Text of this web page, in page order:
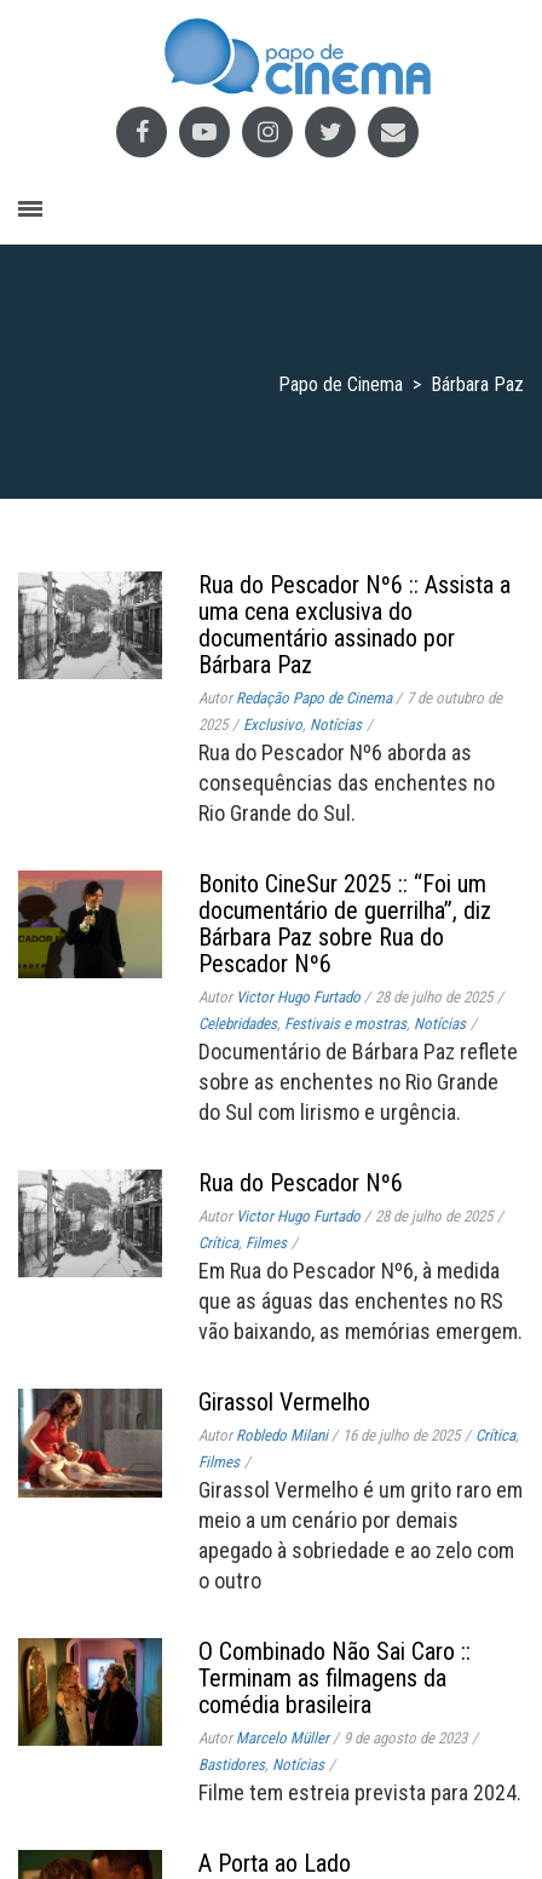
Papo de Cinema > Bárbara Paz
Rua do Pescador Nº6 :: Assista a
uma cena exclusiva do
documentário assinado por
Bárbara Paz
AutorRedação Papo de Cinema / 7 de outubro de
2025 / Exclusivo, Notícias /
Rua do Pescador Nº6 aborda as
consequências das enchentes no
Rio Grande do Sul.
Bonito CineSur 2025 :: “Foi um
documentário de guerrilha”, diz
Bárbara Paz sobre Rua do
Pescador Nº6
Autor Victor Hugo Furtado / 28 de julho de 2025 /
Celebridades, Festivais e mostras, Notícias /
Documentário de Bárbara Paz reflete
sobre as enchentes no Rio Grande
do Sul com lirismo e urgência.
Rua do Pescador Nº6
Autor Victor Hugo Furtado / 28 de julho de 2025 /
Crítica, Filmes /
Em Rua do Pescador Nº6, à medida
que as águas das enchentes no RS
vão baixando, as memórias emergem.
Girassol Vermelho
AutorRobledo Milani / 16 de julho de 2025 / Crítica,
Filmes /
Girassol Vermelho é um grito raro em
meio a um cenário por demais
apegado à sobriedade e ao zelo com
o outro
O Combinado Não Sai Caro ::
Terminam as filmagens da
comédia brasileira
AutorMarcelo Müller / 9 de agosto de 2023 /
Bastidores, Notícias /
Filme tem estreia prevista para 2024.
A Porta ao Lado